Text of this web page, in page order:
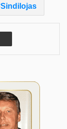
Sindilojas